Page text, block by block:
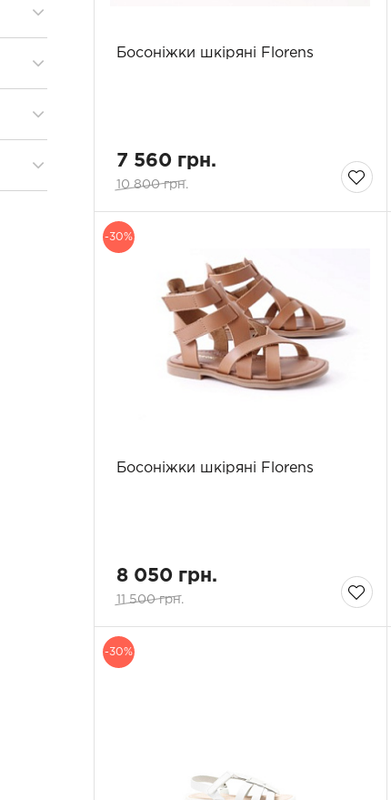
14
13
14
14
Босоніжки шкіряні Florens
7 560 грн.
10 800 грн.
-30%
Босоніжки шкіряні Florens
8 050 грн.
11 500 грн.
-30%